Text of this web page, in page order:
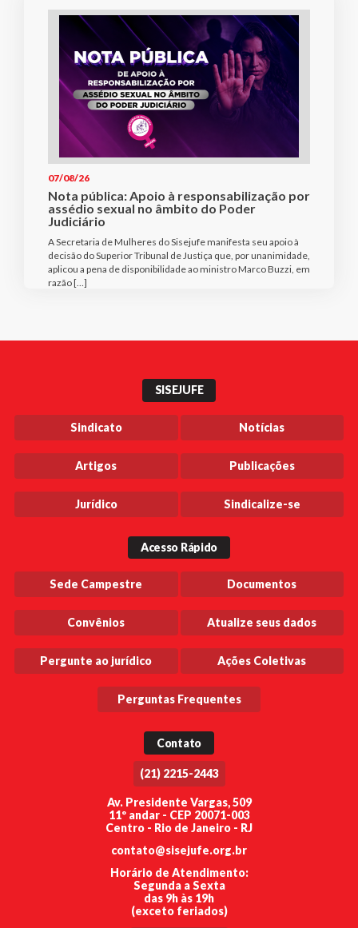
07/08/26
Nota pública: Apoio à responsabilização por
assédio sexual no âmbito do Poder
Judiciário
A Secretaria de Mulheres do Sisejufe manifesta seu apoio à
decisão do Superior Tribunal de Justiça que, por unanimidade,
aplicou a pena de disponibilidade ao ministro Marco Buzzi, em
razão […]
SISEJUFE
Sindicato Notícias
Artigos Publicações
Jurídico Sindicalize-se
Acesso Rápido
Sede Campestre Documentos
Convênios Atualize seus dados
Pergunte ao jurídico Ações Coletivas
Perguntas Frequentes
Contato
(21) 2215-2443
Av. Presidente Vargas, 509
11º andar - CEP 20071-003
Centro - Rio de Janeiro - RJ
contato@sisejufe.org.br
Horário de Atendimento:
Segunda a Sexta
das 9h às 19h
(exceto feriados)